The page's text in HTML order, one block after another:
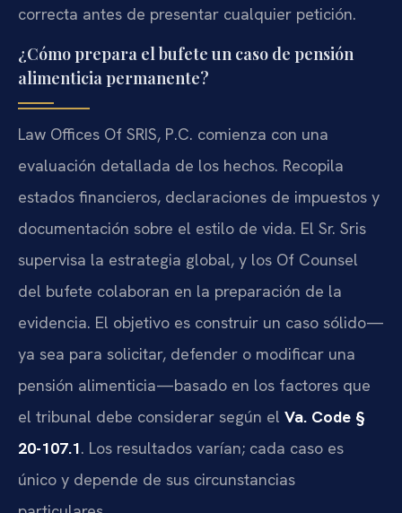
correcta antes de presentar cualquier petición.
¿Cómo prepara el bufete un caso de pensión
alimenticia permanente?
Law Offices Of SRIS, P.C. comienza con una
evaluación detallada de los hechos. Recopila
estados financieros, declaraciones de impuestos y
documentación sobre el estilo de vida. El Sr. Sris
supervisa la estrategia global, y los Of Counsel
del bufete colaboran en la preparación de la
evidencia. El objetivo es construir un caso sólido—
ya sea para solicitar, defender o modificar una
pensión alimenticia—basado en los factores que
el tribunal debe considerar según el Va. Code §
20-107.1. Los resultados varían; cada caso es
único y depende de sus circunstancias